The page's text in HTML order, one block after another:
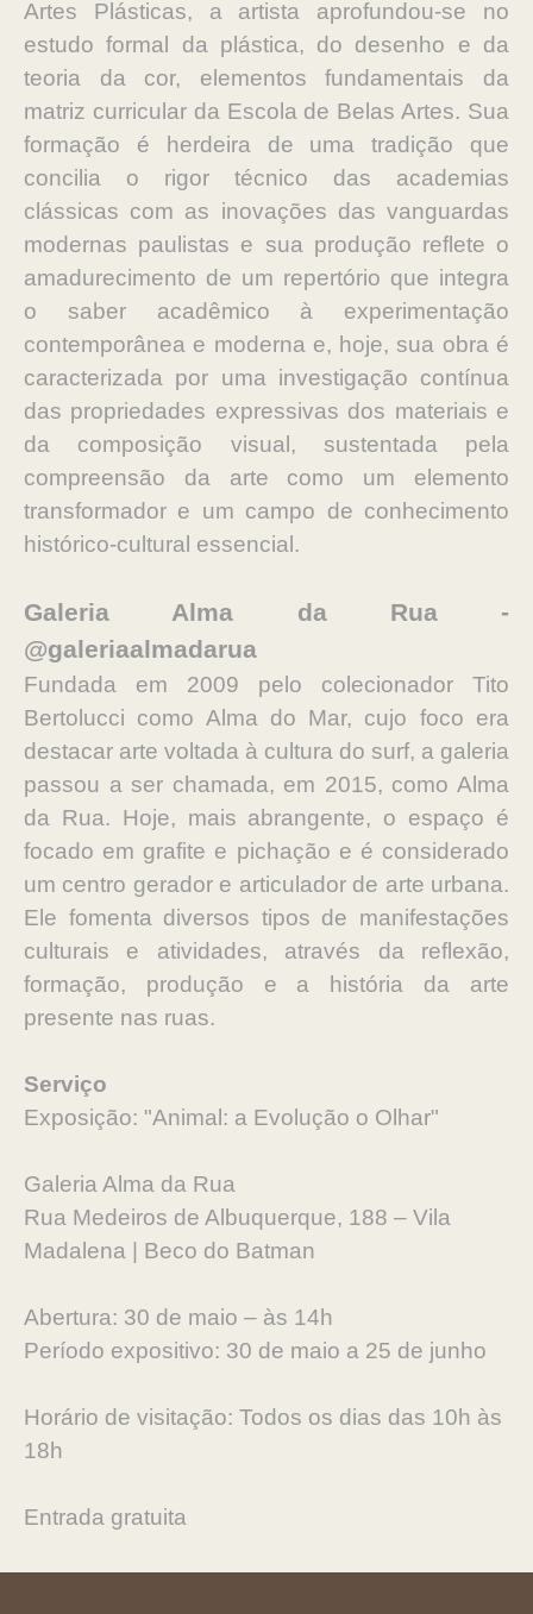
Artes Plásticas, a artista aprofundou-se no
estudo formal da plástica, do desenho e da
teoria da cor, elementos fundamentais da
matriz curricular da Escola de Belas Artes. Sua
formação é herdeira de uma tradição que
concilia o rigor técnico das academias
clássicas com as inovações das vanguardas
modernas paulistas e sua produção reflete o
amadurecimento de um repertório que integra
o saber acadêmico à experimentação
contemporânea e moderna e, hoje, sua obra é
caracterizada por uma investigação contínua
das propriedades expressivas dos materiais e
da composição visual, sustentada pela
compreensão da arte como um elemento
transformador e um campo de conhecimento
histórico-cultural essencial.
Galeria Alma da Rua -
@galeriaalmadarua
Fundada em 2009 pelo colecionador Tito
Bertolucci como Alma do Mar, cujo foco era
destacar arte voltada à cultura do surf, a galeria
passou a ser chamada, em 2015, como Alma
da Rua. Hoje, mais abrangente, o espaço é
focado em grafite e pichação e é considerado
um centro gerador e articulador de arte urbana.
Ele fomenta diversos tipos de manifestações
culturais e atividades, através da reflexão,
formação, produção e a história da arte
presente nas ruas.
Serviço
Exposição: "Animal: a Evolução o Olhar"
Galeria Alma da Rua
Rua Medeiros de Albuquerque, 188 – Vila
Madalena | Beco do Batman
Abertura: 30 de maio – às 14h
Período expositivo: 30 de maio a 25 de junho
Horário de visitação: Todos os dias das 10h às
18h
Entrada gratuita